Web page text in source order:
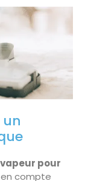
pour
compte